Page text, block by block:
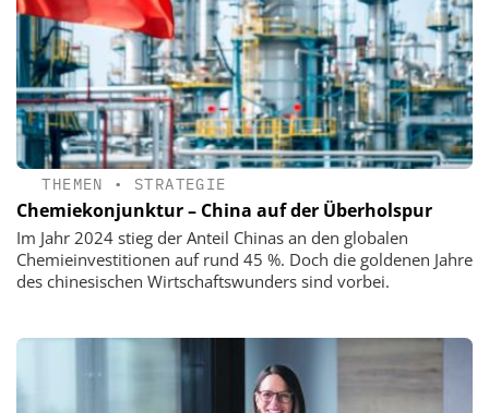
THEMEN • STRATEGIE
Chemiekonjunktur – China auf der Überholspur
Im Jahr 2024 stieg der Anteil Chinas an den globalen
Chemieinvestitionen auf rund 45 %. Doch die goldenen Jahre
des chinesischen Wirtschaftswunders sind vorbei.